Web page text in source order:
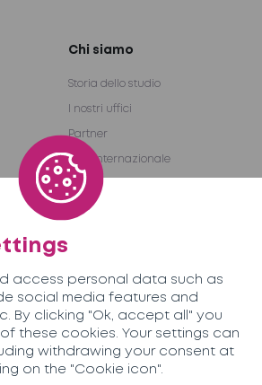
Chi siamo
Storia dello studio
I nostri uffici
Partner
Rete internazionale
Become a partner
professionali
access personal data such as
social media features and
By clicking "Ok, accept all" you
these cookies. Your settings can
withdrawing your consent at
on the "Cookie icon".